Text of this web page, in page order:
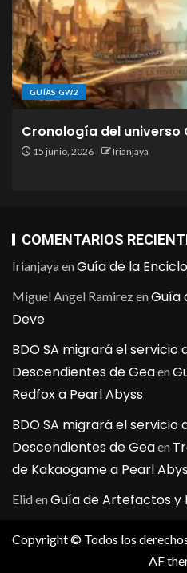
GUÍAS GW2
Cronología del universo
15 junio, 2026 Irianjaya
COMENTARIOS
IrianjayaenGuía de la
Miguel Angel RamirezenGuía
Deve
BDO SA migrará el servicio
Descendientes de Geaen
Redfox a Pearl Abyss
BDO SA migrará el servicio
Descendientes de Geaen
de Kakaogame a Pearl
ElidenGuía de Artefactos y
Copyright © Todos los
AF